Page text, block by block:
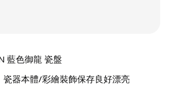
藍色御龍 瓷盤
瓷器本體/彩繪裝飾保存良好漂亮